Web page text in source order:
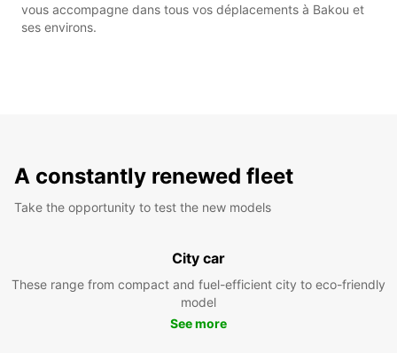
vous accompagne dans tous vos déplacements à Bakou et
ses environs.
A constantly renewed fleet
Take the opportunity to test the new models
City car
These range from compact and fuel-efficient city to eco-friendly
model
See more